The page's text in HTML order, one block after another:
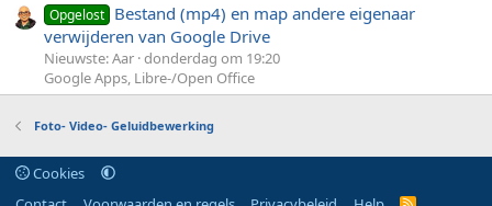
Opgelost Bestand (mp4) en map andere eigenaar
verwijderen van Google Drive
Nieuwste: Aar donderdag om 19:20
Google Apps, Libre-/Open Office
Foto- Video- Geluidbewerking
Cookies
R